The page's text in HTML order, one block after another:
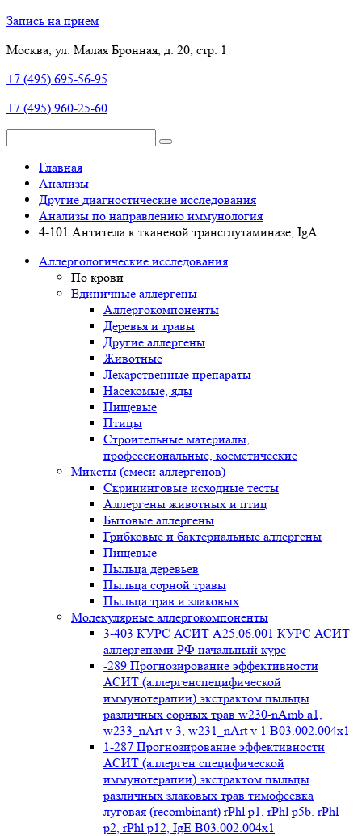
Запись на прием
Москва, ул. Малая Бронная, д. 20, стр. 1
+7 (495) 695-56-95
+7 (495) 960-25-60
Главная
Анализы
Другие диагностические исследования
Анализы по направлению иммунология
4-101 Антитела к тканевой трансглутаминазе, IgА
Аллергологические исследования
По крови
Единичные аллергены
Аллергокомпоненты
Деревья и травы
Другие аллергены
Животные
Лекарственные препараты
Насекомые, яды
Пищевые
Птицы
Строительные материалы,
профессиональные, косметические
Миксты (смеси аллергенов)
Cкрининговые исходные тесты
Аллергены животных и птиц
Бытовые аллергены
Грибковые и бактериальные аллергены
Пищевые
Пыльца деревьев
Пыльца сорной травы
Пыльца трав и злаковых
Молекулярные аллергокомпоненты
3-403 КУРС АСИТ А25.06.001 КУРС АСИТ
аллергенами РФ начальный курс
-289 Прогнозирование эффективности
АСИТ (аллергенспецифической
иммунотерапии) экстрактом пыльцы
различных сорных трав w230-nAmb a1,
w233_nArt v 3, w231_nArt v 1 В03.002.004x1
1-287 Прогнозирование эффективности
АСИТ (аллерген специфической
иммунотерапии) экстрактом пыльцы
различных злаковых трав тимофеевка
луговая (recombinant) rPhl p1, rPhl p5b. rPhl
p2, rPhl p12, IgE В03.002.004x1